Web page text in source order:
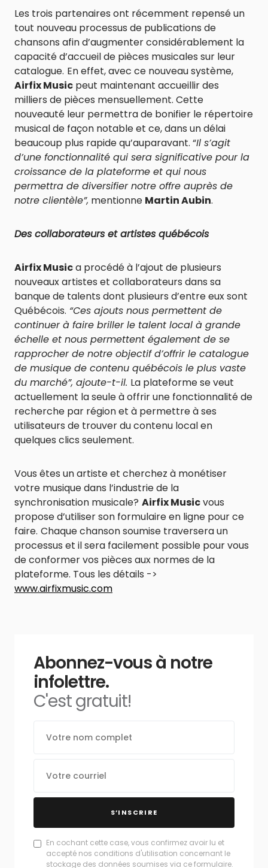
Les trois partenaires ont récemment repensé un
tout nouveau processus de publications de
chansons afin d’augmenter considérablement la
capacité d’accueil de pièces musicales sur leur
catalogue. En effet, avec ce nouveau système,
Airfix Music peut maintenant accueillir des
milliers de pièces mensuellement. Cette
nouveauté leur permettra de bonifier le répertoire
musical de façon notable et ce, dans un délai
beaucoup plus rapide qu’auparavant. “Il s’agit
d’une fonctionnalité qui sera significative pour la
croissance de la plateforme et qui nous
permettra de diversifier notre offre auprès de
notre clientèle”, mentionne Martin Aubin.
Des collaborateurs et artistes québécois
Airfix Musica procédé à l’ajout de plusieurs
nouveaux artistes et collaborateurs dans sa
banque de talents dont plusieurs d’entre eux sont
Québécois. “Ces ajouts nous permettent de
continuer à faire briller le talent local à grande
échelle et nous permettent également de se
rapprocher de notre objectif d’offrir le catalogue
de musique de contenu québécois le plus vaste
du marché”, ajoute-t-il. La plateforme se veut
actuellement la seule à offrir une fonctionnalité de
recherche par région et à permettre à ses
utilisateurs de trouver du contenu local en
quelques clics seulement.
Vous êtes un artiste et cherchez à monétiser
votre musique dans l’industrie de la
synchronisation musicale? Airfix Musicvous
propose d’utiliser son formulaire en ligne pour ce
faire. Chaque chanson soumise traversera un
processus et il sera facilement possible pour vous
de conformer vos pièces aux normes de la
plateforme. Tous les détails ->
www.airfixmusic.com
Abonnez-vous à notre
infolettre.
C'est gratuit!
S’INSCRIRE
En cochant cette case, vous confirmez avoir lu et
accepté nos conditions d'utilisation concernant le
stockage des données soumises via ce formulaire.